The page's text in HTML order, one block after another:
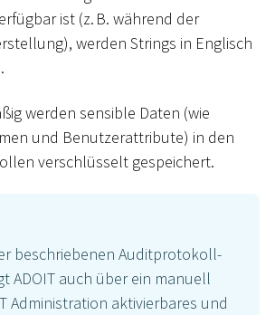
ist (z. B. während der
werden Strings in Englisch
werden sensible Daten (wie
und Benutzerattribute) in den
verschlüsselt gespeichert.
beschriebenen Auditprotokoll-
ADOIT auch über ein manuell
Administration aktivierbares und